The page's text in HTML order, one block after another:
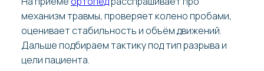
механизм травмы, проверяет колено пробами,
оценивает стабильность и объём движений.
Дальше подбираем тактику под тип разрыва и
цели пациента.